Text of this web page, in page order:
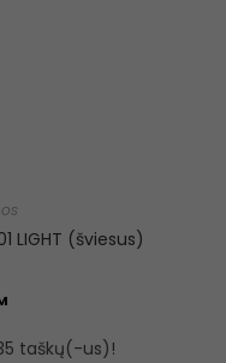
LIGHT (šviesus)
taškų(-us)!